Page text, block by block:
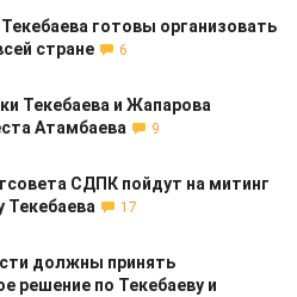
готовы организовать
стране
6
Текебаева и Жапарова
Атамбаева
9
СДПК пойдут на митинг
Текебаева
17
должны принять
решение по Текебаеву и